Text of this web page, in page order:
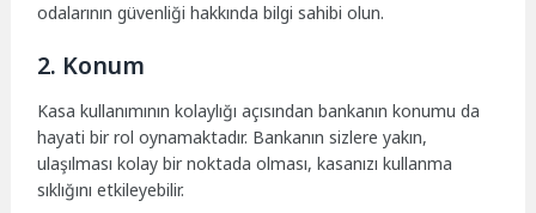
odalarının güvenliği hakkında bilgi sahibi olun.
2. Konum
Kasa kullanımının kolaylığı açısından bankanın konumu da
hayati bir rol oynamaktadır. Bankanın sizlere yakın,
ulaşılması kolay bir noktada olması, kasanızı kullanma
sıklığını etkileyebilir.